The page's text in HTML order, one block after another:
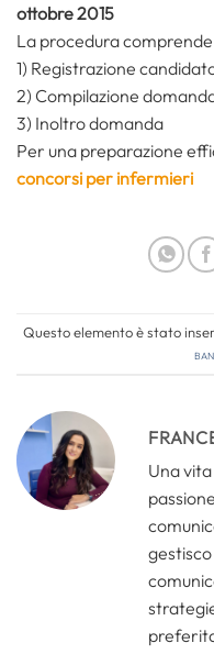
ottobre 2015
La procedura
1) Registrazione
2) Compilazione
3) Inoltro domanda
Per una preparazione
concorsi per infermieri
Questo elemento è stato
Una